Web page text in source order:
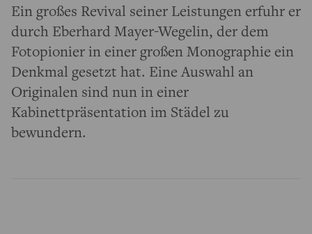
Ein großes Revival seiner Leistungen erfuhr er
durch Eberhard Mayer-Wegelin, der dem
Fotopionier in einer großen Monographie ein
Denkmal gesetzt hat. Eine Auswahl an
Originalen sind nun in einer
Kabinettpräsentation im Städel zu
bewundern.